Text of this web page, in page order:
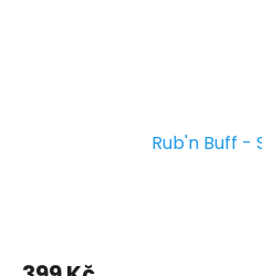
Rub'n Buff -